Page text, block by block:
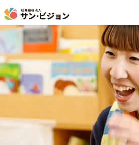
NEW
年